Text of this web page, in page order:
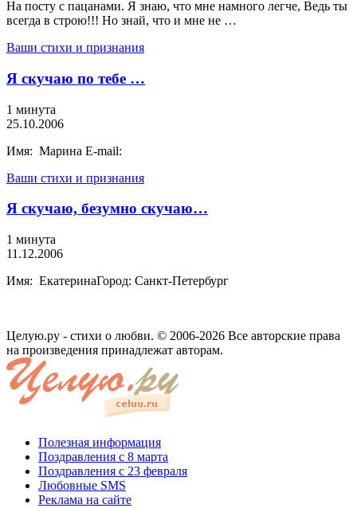
На посту с пацанами. Я знаю, что мне намного легче, Ведь ты
всегда в строю!!! Но знай, что и мне не …
Ваши стихи и признания
Я скучаю по тебе …
1 минута
25.10.2006
Имя: Марина E-mail:
Ваши стихи и признания
Я скучаю, безумно скучаю…
1 минута
11.12.2006
Имя: ЕкатеринаГород: Санкт-Петербург
Целую.ру - стихи о любви. © 2006-2026 Все авторские права
на произведения принадлежат авторам.
Полезная информация
Поздравления с 8 марта
Поздравления с 23 февраля
Любовные SMS
Реклама на сайте